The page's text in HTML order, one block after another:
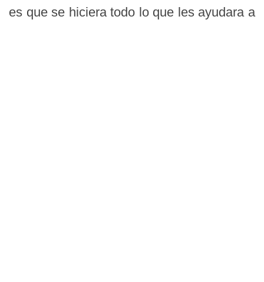
es que se hiciera todo lo que les ayudara a